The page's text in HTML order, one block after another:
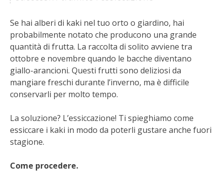
STIHL
BLUMEN
NOCCIOLA DI CALABRIA
MEDICINA DEI SEMPLICI
SCONTI NOVEMBRE
Se hai alberi di kaki nel tuo orto o giardino, hai
probabilmente notato che producono una grande
quantità di frutta. La raccolta di solito avviene tra
ottobre e novembre quando le bacche diventano
giallo-arancioni. Questi frutti sono deliziosi da
mangiare freschi durante l’inverno, ma è difficile
conservarli per molto tempo.
La soluzione? L’essiccazione! Ti spieghiamo come
essiccare i kaki in modo da poterli gustare anche fuori
stagione.
Come procedere.